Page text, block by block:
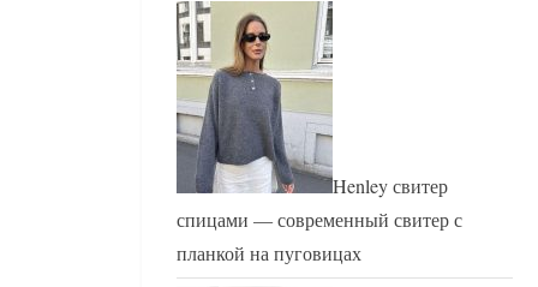
Henley свитер
спицами — современный свитер с
планкой на пуговицах